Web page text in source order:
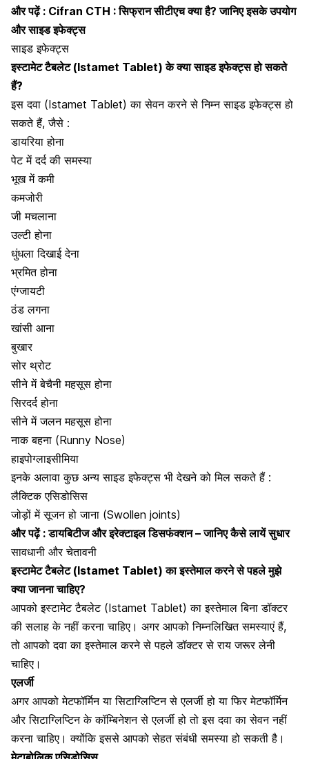
और पढ़ें : Cifran CTH : सिफ्रान सीटीएच क्या है? जानिए इसके उपयोग
और साइड इफेक्ट्स
साइड इफेक्ट्स
इस्टामेट टैबलेट (Istamet Tablet) के क्या साइड इफेक्ट्स हो सकते
हैं?
इसदवा (Istamet Tablet) का सेवन करने से निम्न साइड इफेक्ट्स हो
सकते हैं, जैसे :
डायरिया होना
पेट में दर्द की समस्या
भूख में कमी
कमजोरी
जी मचलाना
उल्टी होना
धुंधला दिखाई देना
भ्रमित होना
एंग्जायटी
ठंड लगना
खांसी आना
बुखार
सोर थ्रोट
सीने में बेचैनी महसूस होना
सिरदर्द होना
सीने में जलन महसूस होना
नाक बहना (Runny Nose)
हाइपोग्लाइसीमिया
इनके अलावा कुछ अन्य साइड इफेक्ट्स भी देखने को मिल सकते हैं :
लैक्टिक एसिडोसिस
जोड़ों में सूजन हो जाना (Swollen joints)
और पढ़ें :डायबिटीज और इरेक्टाइल डिसफंक्शन – जानिए कैसे लायें सुधार
सावधानी और चेतावनी
इस्टामेट टैबलेट (Istamet Tablet) का इस्तेमाल करने से पहले मुझे
क्या जानना चाहिए?
आपको इस्टामेट टैबलेट (Istamet Tablet) का इस्तेमाल बिना डॉक्टर
की सलाह के नहीं करना चाहिए। अगर आपको निम्नलिखित समस्याएं हैं,
तो आपको दवा का इस्तेमाल करने से पहले डॉक्टर से राय जरूर लेनी
चाहिए।
एलर्जी
अगर आपकोमेटफॉर्मिनया सिटाग्लिप्टिन से एलर्जी हो या फिर मेटफॉर्मिन
और सिटाग्लिप्टिन के कॉम्बिनेशन से एलर्जी हो तो इस दवा का सेवन नहीं
करना चाहिए। क्योंकि इससे आपको सेहत संबंधी समस्या हो सकती है।